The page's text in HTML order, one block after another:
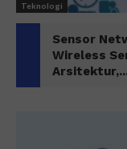
Teknologi
Sensor
Wireless